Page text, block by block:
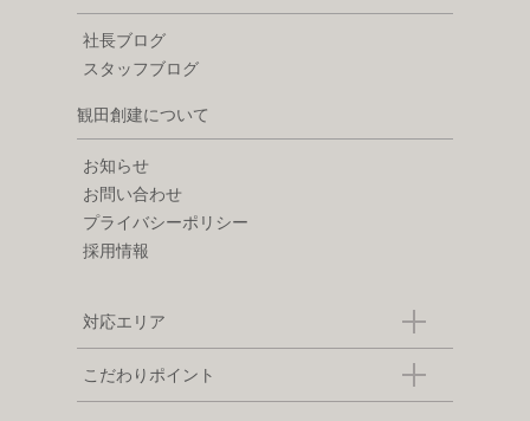
社長ブログ
スタッフブログ
観田創建について
お知らせ
お問い合わせ
プライバシーポリシー
採用情報
対応エリア
こだわりポイント